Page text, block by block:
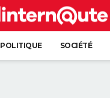
POLITIQUE SOCIÉTÉ